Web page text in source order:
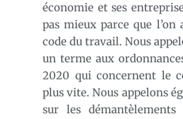
économie et ses
pas mieux parce que l’on
code du travail. Nous
un terme aux
2020 qui concernent le
plus vite. Nous appelons
sur les démantèlements